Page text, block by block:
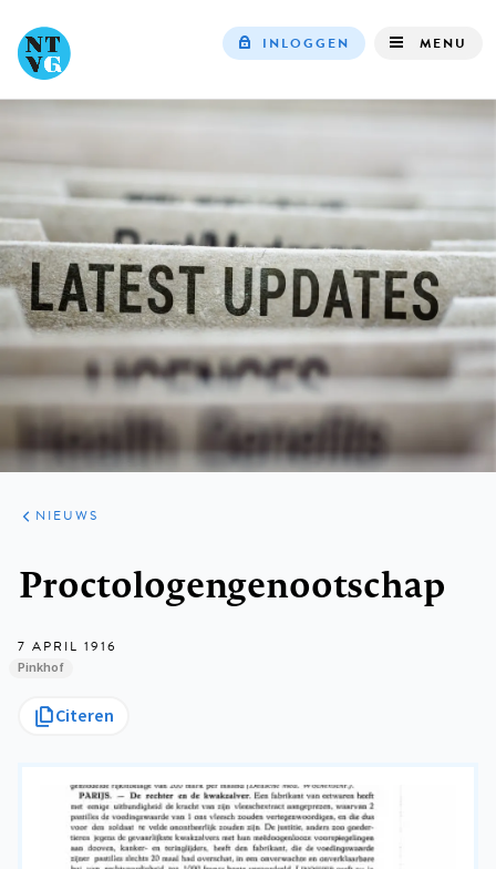
navigation
INLOGGEN MENU
ARTIKELEN
HET
KORT
NIEUWS
Proctologengenootschap
7 APRIL 1916
Pinkhof
Citeren